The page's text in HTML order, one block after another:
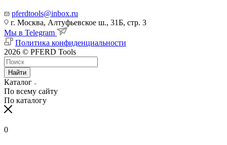
pferdtools@inbox.ru
г. Москва, Алтуфьевское ш., 31Б, стр. 3
Мы в Telegram
Политика конфиденциальности
2026 © PFERD Tools
Найти
Каталог
По всему сайту
По каталогу
0